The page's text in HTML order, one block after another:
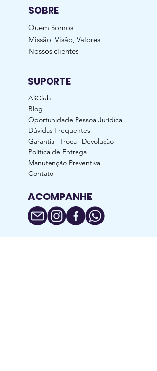
SOBRE
Quem Somos
Missão, Visão, Valores
Nossos clientes
SUPORTE
AliClub
Blog
Oportunidade Pessoa Jurídica
Dúvidas Frequentes
Garantia | Troca | Devolução
Política de Entrega
Manutenção Preventiva
Contato
ACOMPANHE